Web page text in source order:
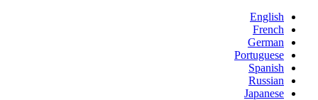
English
French
German
Portuguese
Spanish
Russian
Japanese